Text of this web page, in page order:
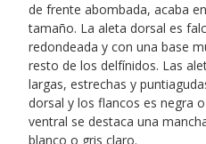
de frente abombada, acaba
tamaño. La aleta dorsal es
redondeada y con una base
resto de los delfínidos. Las
largas, estrechas y
dorsal y los flancos es negra
ventral se destaca una
blanco o gris claro.